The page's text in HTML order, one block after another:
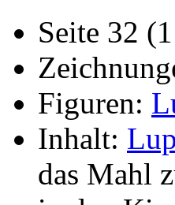
Seite 32
Figuren:
Inhalt:
das Mahl